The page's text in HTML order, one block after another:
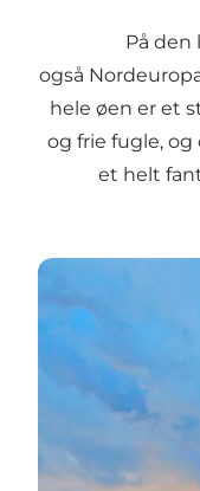
På den
også
hele øen er et
og frie fugle,
et helt
Ørkenen på